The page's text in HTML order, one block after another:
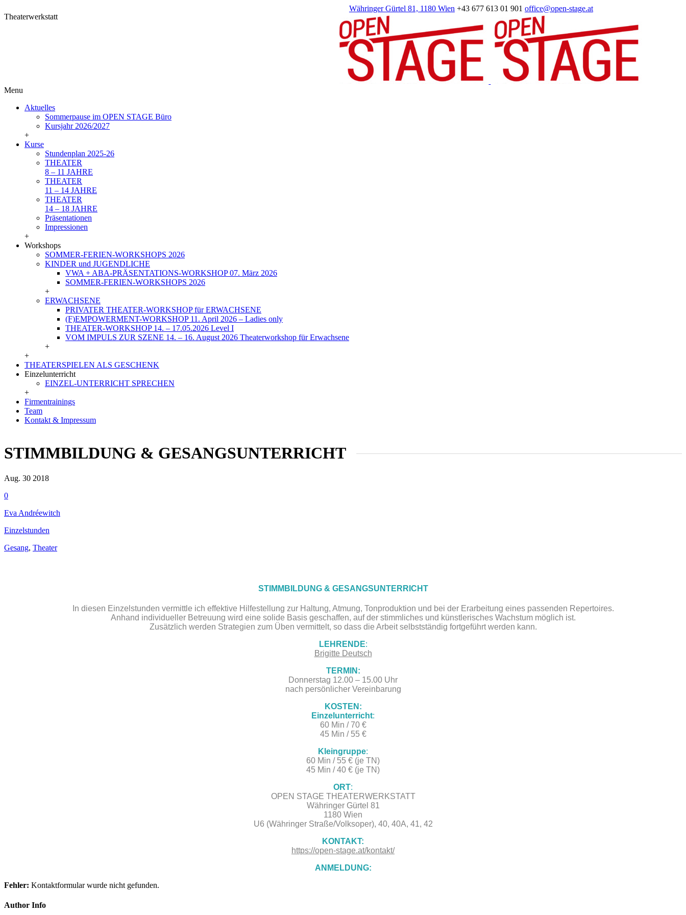
Theaterwerkstatt
Währinger Gürtel 81, 1180 Wien +43 677 613 01 901 office@open-stage.at
Menu
Aktuelles
Sommerpause im OPEN STAGE Büro
Kursjahr 2026/2027
+
Kurse
Stundenplan 2025-26
THEATER
8 – 11 JAHRE
THEATER
11 – 14 JAHRE
THEATER
14 – 18 JAHRE
Präsentationen
Impressionen
+
Workshops
SOMMER-FERIEN-WORKSHOPS 2026
KINDER und JUGENDLICHE
VWA + ABA-PRÄSENTATIONS-WORKSHOP 07. März 2026
SOMMER-FERIEN-WORKSHOPS 2026
+
ERWACHSENE
PRIVATER THEATER-WORKSHOP für ERWACHSENE
(F)EMPOWERMENT-WORKSHOP 11. April 2026 – Ladies only
THEATER-WORKSHOP 14. – 17.05.2026 Level I
VOM IMPULS ZUR SZENE 14. – 16. August 2026 Theaterworkshop für Erwachsene
+
+
THEATERSPIELEN ALS GESCHENK
Einzelunterricht
EINZEL-UNTERRICHT SPRECHEN
+
Firmentrainings
Team
Kontakt & Impressum
STIMMBILDUNG & GESANGSUNTERRICHT
Aug. 30 2018
0
Eva Andréewitch
Einzelstunden
Gesang, Theater
STIMMBILDUNG & GESANGSUNTERRICHT
In diesen Einzelstunden vermittle ich effektive Hilfestellung zur Haltung, Atmung, Tonproduktion und bei der Erarbeitung eines passenden Repertoires.
Anhand individueller Betreuung wird eine solide Basis geschaffen, auf der stimmliches und künstlerisches Wachstum möglich ist.
Zusätzlich werden Strategien zum Üben vermittelt, so dass die Arbeit selbstständig fortgeführt werden kann.
LEHRENDE:
Brigitte Deutsch
TERMIN:
Donnerstag 12.00 – 15.00 Uhr
nach persönlicher Vereinbarung
KOSTEN:
Einzelunterricht:
60 Min / 70 €
45 Min / 55 €
Kleingruppe:
60 Min / 55 € (je TN)
45 Min / 40 € (je TN)
ORT:
OPEN STAGE THEATERWERKSTATT
Währinger Gürtel 81
1180 Wien
U6 (Währinger Straße/Volksoper), 40, 40A, 41, 42
KONTAKT:
https://open-stage.at/kontakt/
ANMELDUNG:
Fehler: Kontaktformular wurde nicht gefunden.
Author Info